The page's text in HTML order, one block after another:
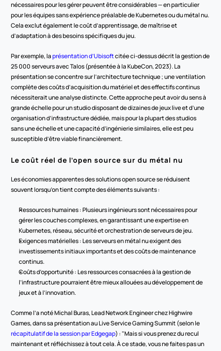
nécessaires pour les gérer peuvent être considérables — en particulier
pour les équipes sans expérience préalable de Kubernetes ou du métal nu.
Cela exclut également le coût d’apprentissage, de maîtrise et
d’adaptation à des besoins spécifiques du jeu.
Par exemple, la présentation d’Ubisoft citée ci-dessus décrit la gestion de
25 000 serveurs avec Talos (présentée à la KubeCon, 2023). La
présentation se concentre sur l’architecture technique ; une ventilation
complète des coûts d’acquisition du matériel et des effectifs continus
nécessiterait une analyse distincte. Cette approche peut avoir du sens à
grande échelle pour un studio disposant de dizaines de jeux live et d’une
organisation d’infrastructure dédiée, mais pour la plupart des studios
sans une échelle et une capacité d’ingénierie similaires, elle est peu
susceptible d’être viable financièrement.
Le coût réel de l’open source sur du métal nu
Les économies apparentes des solutions open source se réduisent
souvent lorsqu’on tient compte des éléments suivants :
Ressources humaines : Plusieurs ingénieurs sont nécessaires pour
gérer les couches complexes, en garantissant une expertise en
Kubernetes, réseau, sécurité et orchestration de serveurs de jeu.
Exigences matérielles : Les serveurs en métal nu exigent des
investissements initiaux importants et des coûts de maintenance
continus.
Coûts d’opportunité : Les ressources consacrées à la gestion de
l’infrastructure pourraient être mieux allouées au développement de
jeux et à l’innovation.
Comme l’a noté Michal Buras, Lead Network Engineer chez Highwire
récapitulatif de la session par Edgegap) : "Mais si vous prenez du recul
maintenant et réfléchissez à tout cela. À ce stade, vous ne faites pas un